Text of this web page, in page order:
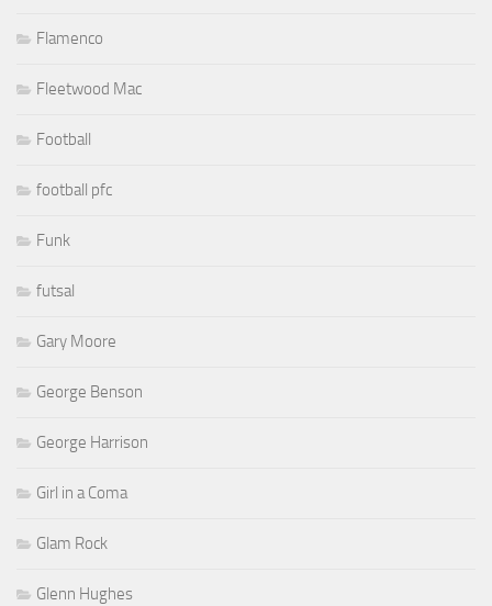
Flamenco
Fleetwood Mac
Football
football pfc
Funk
futsal
Gary Moore
George Benson
George Harrison
Girl in a Coma
Glam Rock
Glenn Hughes